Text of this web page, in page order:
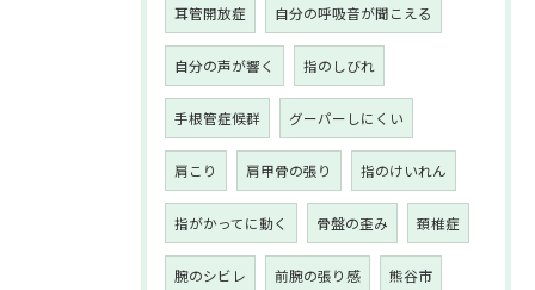
耳管開放症 自分の呼吸音が聞こえる
自分の声が響く 指のしびれ
手根管症候群 グーパーしにくい
肩こり 肩甲骨の張り 指のけいれん
指がかってに動く 骨盤の歪み 頚椎症
腕のシビレ 前腕の張り感 熊谷市